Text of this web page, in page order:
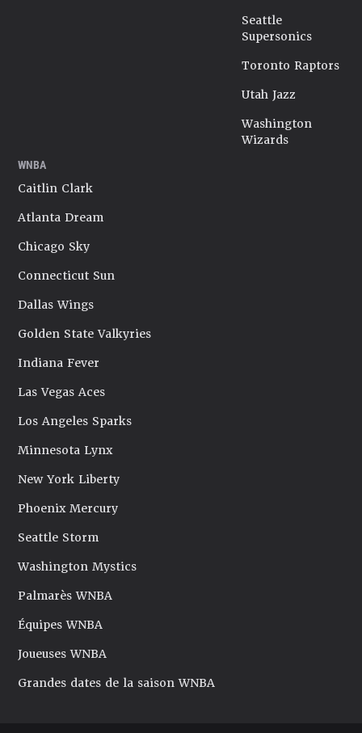
Seattle
Supersonics
Toronto Raptors
Utah Jazz
Washington
Wizards
WNBA
Caitlin Clark
Atlanta Dream
Chicago Sky
Connecticut Sun
Dallas Wings
Golden State Valkyries
Indiana Fever
Las Vegas Aces
Los Angeles Sparks
Minnesota Lynx
New York Liberty
Phoenix Mercury
Seattle Storm
Washington Mystics
Palmarès WNBA
Équipes WNBA
Joueuses WNBA
Grandes dates de la saison WNBA